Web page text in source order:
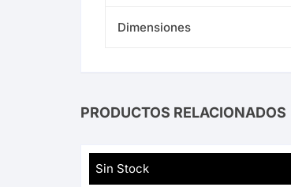
Dimensiones
PRODUCTOS RELACIONADOS
Sin Stock